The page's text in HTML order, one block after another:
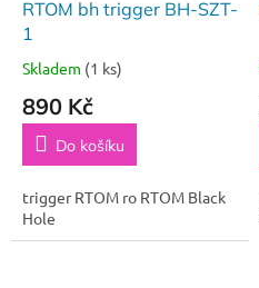
RTOM bh trigger BH-SZT-
1
Skladem (1 ks)
890 Kč
Do košíku
trigger RTOM ro RTOM Black
Hole